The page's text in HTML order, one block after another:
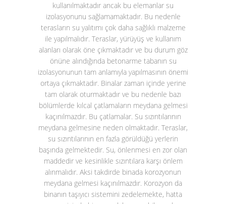
kullanılmaktadır ancak bu elemanlar su
izolasyonunu sağlamamaktadır. Bu nedenle
terasların su yalıtımı çok daha sağlıklı malzeme
ile yapılmalıdır. Teraslar, yürüyüş ve kullanım
alanları olarak öne çıkmaktadır ve bu durum göz
önüne alındığında betonarme tabanın su
izolasyonunun tam anlamıyla yapılmasının önemi
ortaya çıkmaktadır. Binalar zaman içinde yerine
tam olarak oturmaktadır ve bu nedenle bazı
bölümlerde kılcal çatlamaların meydana gelmesi
kaçınılmazdır. Bu çatlamalar. Su sızıntılarının
meydana gelmesine neden olmaktadır. Teraslar,
su sızıntılarının en fazla görüldüğü yerlerin
başında gelmektedir. Su, önlenmesi en zor olan
maddedir ve kesinlikle sızıntılara karşı önlem
alınmalıdır. Aksi takdirde binada korozyonun
meydana gelmesi kaçınılmazdır. Korozyon da
binanın taşıyıcı sistemini zedelemekte, hatta